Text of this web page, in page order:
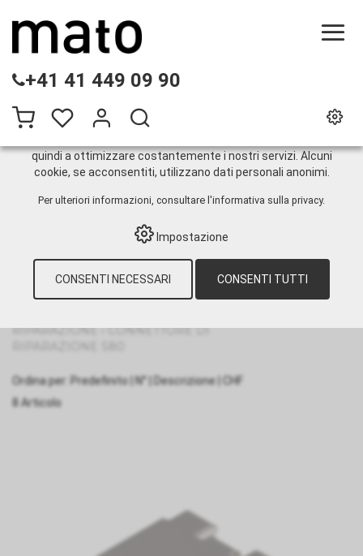
+41 41 449 09 90
Connettore di riparazione
› E-SHOP › MANUTENZIONE DEI
NASTRI DI TRASPORTO › HEAVY DUTY
RIPARAZIONE › CONNETTORE DI
Ordina per: Predefinito N° Descrizione
CHF
8 Articolo
QUESTO SITO WEB UTILIZZA I COOKIE
Sul nostro sito web utilizziamo diversi cookie: alcuni sono
necessari per il corretto funzionamento del sito, altri
consentono di utilizzare più funzionalità, altri ancora ci
quindi a ottimizzare costantemente i nostri servizi. Alcuni
cookie, se acconsentiti, utilizzano dati personali anonimi.
Per ulteriori informazioni, consultare l'informativa sulla privacy.
Impostazione
CONSENTI NECESSARI CONSENTI TUTTI